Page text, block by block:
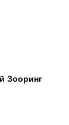
Зооринг